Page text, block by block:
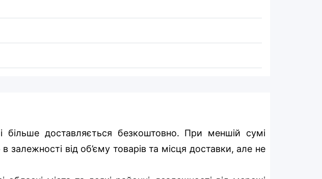
доставляється безкоштовно. При меншій сумі
від об’єму товарів та місця доставки, але не